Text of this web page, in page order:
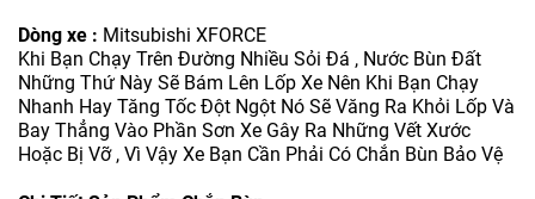
Dòng xe : Mitsubishi XFORCE
Khi Bạn Chạy Trên Đường Nhiều Sỏi Đá , Nước Bùn Đất
Những Thứ Này Sẽ Bám Lên Lốp Xe Nên Khi Bạn Chạy
Nhanh Hay Tăng Tốc Đột Ngột Nó Sẽ Văng Ra Khỏi Lốp Và
Bay Thẳng Vào Phần Sơn Xe Gây Ra Những Vết Xước
Hoặc Bị Vỡ , Vì Vậy Xe Bạn Cần Phải Có Chắn Bùn Bảo Vệ